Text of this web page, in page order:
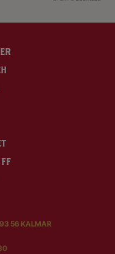
56 KALMAR